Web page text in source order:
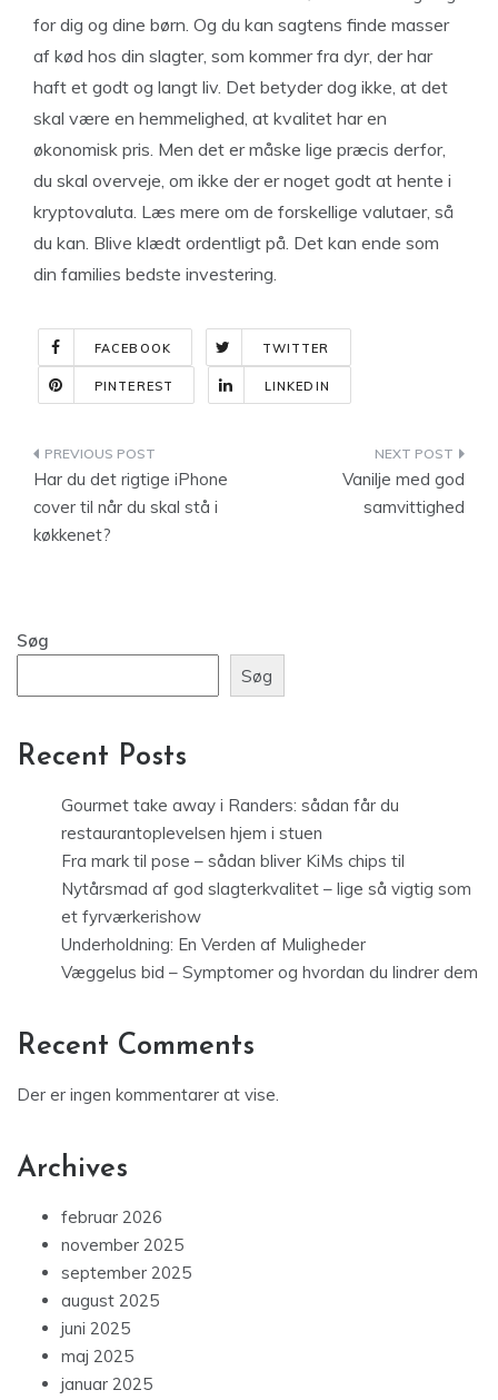
for dig og dine børn. Og du kan sagtens finde masser
af kød hos din slagter, som kommer fra dyr, der har
haft et godt og langt liv. Det betyder dog ikke, at det
skal være en hemmelighed, at kvalitet har en
økonomisk pris. Men det er måske lige præcis derfor,
du skal overveje, om ikke der er noget godt at hente i
kryptovaluta. Læs mere om de forskellige valutaer, så
du kan. Blive klædt ordentligt på. Det kan ende som
din families bedste investering.
FACEBOOK TWITTER
PINTEREST LINKEDIN
Indlægsnavigation
Har du det rigtige iPhone
cover til når du skal stå i
køkkenet?
Vanilje med god
samvittighed
Søg
Søg
Recent Posts
Gourmet take away i Randers: sådan får du
restaurantoplevelsen hjem i stuen
Fra mark til pose – sådan bliver KiMs chips til
Nytårsmad af god slagterkvalitet – lige så vigtig som
et fyrværkerishow
Underholdning: En Verden af Muligheder
Væggelus bid – Symptomer og hvordan du lindrer dem
Recent Comments
Der er ingen kommentarer at vise.
Archives
februar 2026
november 2025
september 2025
august 2025
juni 2025
maj 2025
januar 2025